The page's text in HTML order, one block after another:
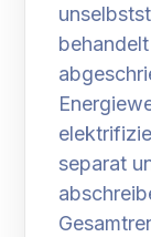
separat